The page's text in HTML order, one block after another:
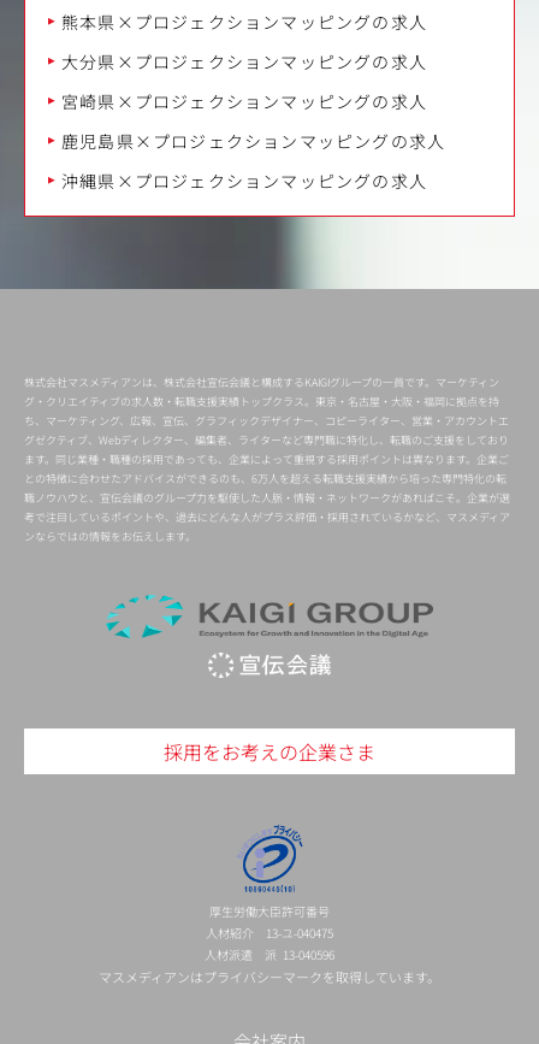
熊本県×プロジェクションマッピングの求人
大分県×プロジェクションマッピングの求人
宮崎県×プロジェクションマッピングの求人
鹿児島県×プロジェクションマッピングの求人
沖縄県×プロジェクションマッピングの求人
株式会社マスメディアンは、株式会社宣伝会議と構成するKAIGIグループの一員です。マーケティン
グ・クリエイティブの求人数・転職支援実績トップクラス。東京・名古屋・大阪・福岡に拠点を持
ち、マーケティング、広報、宣伝、グラフィックデザイナー、コピーライター、営業・アカウントエ
グゼクティブ、Webディレクター、編集者、ライターなど専門職に特化し、転職のご支援をしており
ます。同じ業種・職種の採用であっても、企業によって重視する採用ポイントは異なります。企業ご
との特徴に合わせたアドバイスができるのも、6万人を超える転職支援実績から培った専門特化の転
職ノウハウと、宣伝会議のグループ力を駆使した人脈・情報・ネットワークがあればこそ。企業が選
考で注目しているポイントや、過去にどんな人がプラス評価・採用されているかなど、マスメディア
ンならではの情報をお伝えします。
採用をお考えの企業さま
厚生労働大臣許可番号
人材紹介 13-ユ-040475
人材派遣 派 13-040596
マスメディアンはプライバシーマークを取得しています。